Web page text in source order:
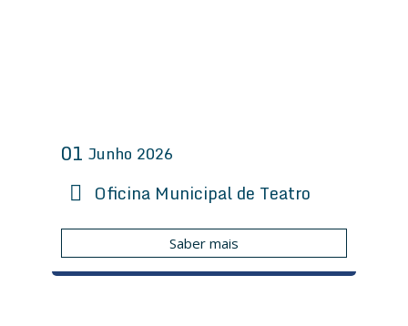
01 Junho 2026
Oficina Municipal de Teatro
Saber mais